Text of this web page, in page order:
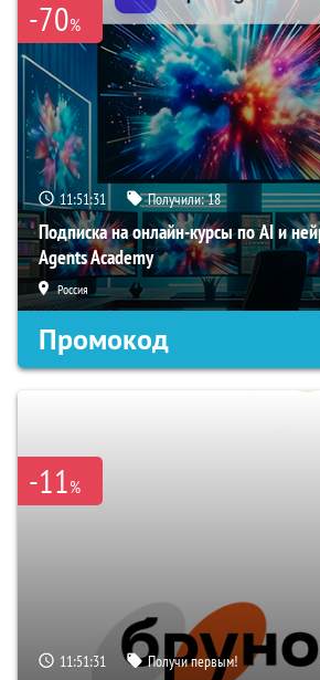
-70%
11:51:31 Получили:18
Подписка на онлайн-курсы по AI и
Agents Academy
Россия
Промокод
-11%
11:51:31 Получи первым!